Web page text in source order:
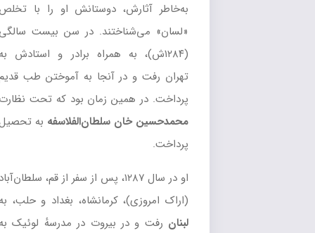
به‌خاطر آثارش، دوستانش او را با تخلص
«لسان» می‌شناختند. در سن بیست سالگی
(۱۲۸۴ش)، به همراه برادر و استادش به
تهران رفت و در آنجا به آموختن طب قدیم
پرداخت. در همین زمان بود که تحت نظارت
محمدحسین خان سلطان‌الفلاسفهبه تحصیل
پرداخت.
او در سال ۱۲۸۷، پس از سفر از قم، سلطان‌آباد
(اراک امروزی)، کرمانشاه، بغداد و حلب، به
رفت و در بیروت در مدرسهٔ لوئیک به